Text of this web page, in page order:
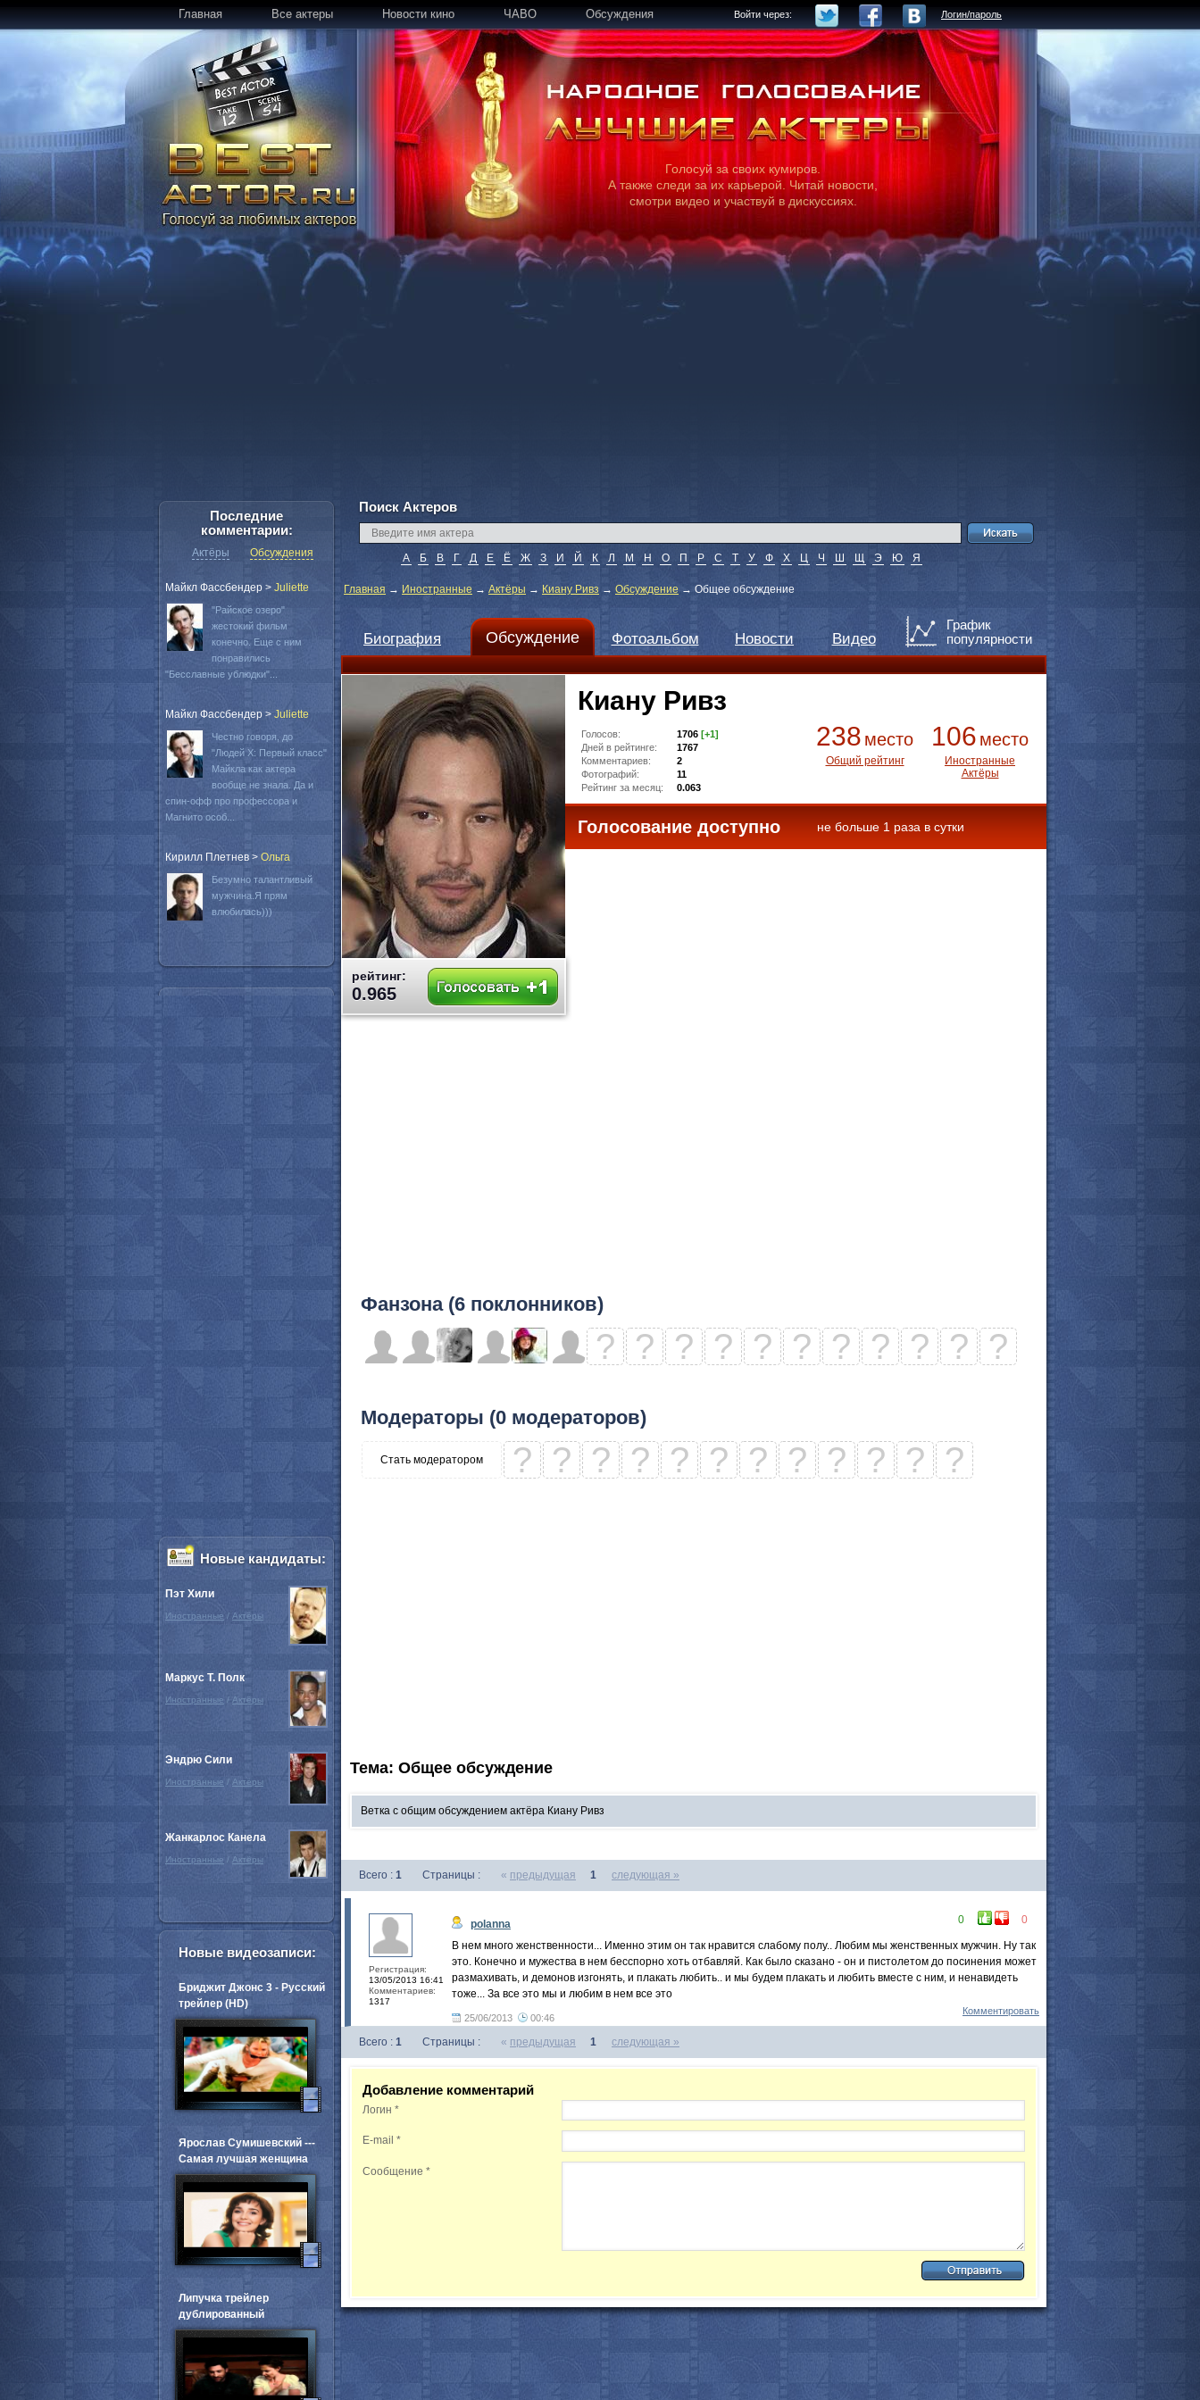
Главная Все актеры Новости кино ЧАВО Обсуждения Войти через: Логин/пароль
Голосуй за своих кумиров.
А также следи за их карьерой. Читай новости,
смотри видео и участвуй в дискуссиях.
Поиск Актеров
А Б В Г Д Е Ё Ж З И Й К Л М Н О П Р С Т У Ф Х Ц Ч Ш Щ Э Ю Я
Главная → Иностранные → Актёры → Киану Ривз → Обсуждение → Общее обсуждение
Биография Обсуждение Фотоальбом Новости Видео
График
популярности
рейтинг:
0.965
Киану Ривз
238 место
Общий рейтинг
106 место
Иностранные
Актёры
Голосов: 1706 [+1]
Дней в рейтинге:
1767
Комментариев:
2
Фотографий:
11
Рейтинг за месяц:
0.063
Голосование доступно не больше 1 раза в сутки
Фанзона (6 поклонников)
? ? ? ? ? ? ? ? ? ? ?
Модераторы (0 модераторов)
Стать модератором ? ? ? ? ? ? ? ? ? ? ? ?
Тема: Общее обсуждение
Ветка с общим обсуждением актёра Киану Ривз
Всего : 1 Страницы : « предыдущая 1 следующая »
Регистрация:
13/05/2013 16:41
Комментариев:
1317
polanna 0 0
В нем много женственности... Именно этим он так нравится слабому полу.. Любим мы женственных мужчин. Ну так
это. Конечно и мужества в нем бесспорно хоть отбавляй. Как было сказано - он и пистолетом до посинения может
размахивать, и демонов изгонять, и плакать любить.. и мы будем плакать и любить вместе с ним, и ненавидеть
тоже... За все это мы и любим в нем все это
25/06/2013 00:46
Комментировать
Всего : 1 Страницы : « предыдущая 1 следующая »
Добавление комментарий
Логин *
E-mail *
Сообщение *
Последние
комментарии:
Актёры Обсуждения
Майкл Фассбендер > Juliette
"Райское озеро"
жестокий фильм
конечно. Еще с ним
понравились
"Бесславные ублюдки"...
Майкл Фассбендер > Juliette
Честно говоря, до
"Людей Х: Первый класс"
Майкла как актера
вообще не знала. Да и
спин-офф про профессора и
Магнито особ...
Кирилл Плетнев > Oльга
Безумно талантливый
мужчина.Я прям
влюбилась)))
Новые кандидаты:
Пэт Хили
Иностранные / Актёры
Маркус Т. Полк
Иностранные / Актёры
Эндрю Сили
Иностранные / Актёры
Жанкарлос Канела
Иностранные / Актёры
Новые видеозаписи:
Бриджит Джонс 3 - Русский
трейлер (HD)
Ярослав Сумишевский ---
Самая лучшая женщина
Липучка трейлер
дублированный